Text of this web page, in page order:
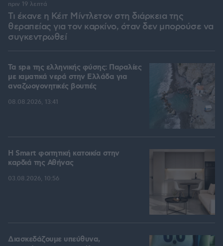
Τι έκανε η Κέιτ Μίντλετον στη διάρκεια της
θεραπείας για τον καρκίνο, όταν δεν μπορούσε να
συγκεντρωθεί
πριν 19 λεπτά
Τα spa της ελληνικής φύσης: Παραλίες
με ιαματικά νερά στην Ελλάδα για
αναζωογονητικές βουτιές
08.08.2026, 13:41
Η Smart φοιτητική κατοικία στην
καρδιά της Αθήνας
03.08.2026, 10:56
Διασκεδάζουμε υπεύθυνα,